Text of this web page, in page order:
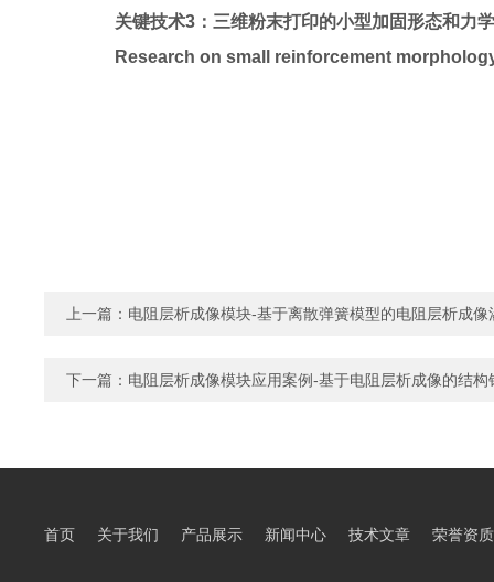
关键技术3：三维粉末打印的小型加固形态和力
Research on small reinforcement
上一篇： 电阻层析成像模块-基于离散弹簧模型的电阻层析成像
下一篇： 电阻层析成像模块应用案例-基于电阻层析成像的结
首页 关于我们 产品展示 新闻中心 技术文章 荣誉资质